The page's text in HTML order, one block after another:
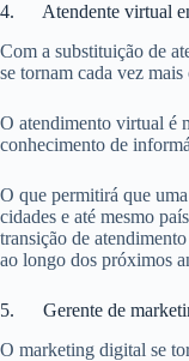
4. Atendente virtual
Com a substituição de
se tornam cada vez
O atendimento virtual é
conhecimento de
O que permitirá que
cidades e até mesmo
transição de
ao longo dos próximos
5. Gerente de
O marketing digital se